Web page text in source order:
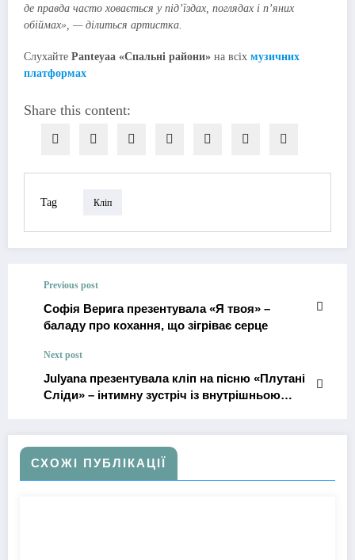
де правда часто ховається у під’їздах, поглядах і п’яних
обіймах», — ділиться артистка.
Слухайте Panteyaa «Спальні райони» на всіх музичних
платформах
Share this content:
Tag Кліп
Previous post
Софія Верига презентувала «Я твоя» –
баладу про кохання, що зігріває серце
Next post
Julyana презентувала кліп на пісню «Плутані
Сліди» – інтимну зустріч із внутрішньою
СХОЖІ ПУБЛІКАЦІЇ